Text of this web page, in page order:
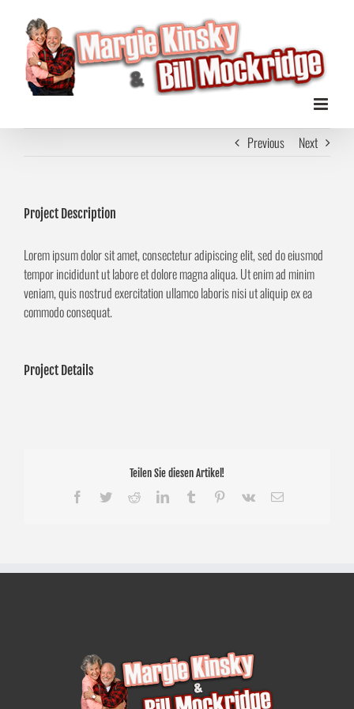
springen
Previous Next
Project Description
Lorem ipsum dolor sit amet, consectetur adipiscing elit, sed do eiusmod
tempor incididunt ut labore et dolore magna aliqua. Ut enim ad minim
veniam, quis nostrud exercitation ullamco laboris nisi ut aliquip ex ea
commodo consequat.
Project Details
Teilen Sie diesen Artikel!
Facebook
TwitterRedditLinkedInTumblr Pinterest
Vk
E-